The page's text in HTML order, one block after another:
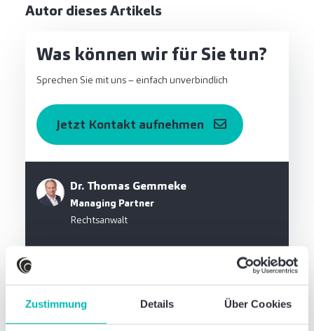
Zustimmung Details Über Cookies
Autor dieses Artikels
Dr. Thomas Gemmeke
Managing Partner
Rechtsanwalt
Was können wir für Sie tun?
Sprechen Sie mit uns – einfach unverbindlich
Jetzt Kontakt aufnehmen
Diese Newsbeiträge könnten Sie auch
interessieren